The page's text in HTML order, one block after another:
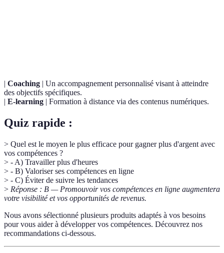
| Coaching | Un accompagnement personnalisé visant à atteindre
des objectifs spécifiques.
| E-learning | Formation à distance via des contenus numériques.
Quiz rapide :
> Quel est le moyen le plus efficace pour gagner plus d'argent avec
vos compétences ?
> - A) Travailler plus d'heures
> - B) Valoriser ses compétences en ligne
> - C) Éviter de suivre les tendances
> Réponse : B — Promouvoir vos compétences en ligne augmentera
votre visibilité et vos opportunités de revenus.
Nous avons sélectionné plusieurs produits adaptés à vos besoins
pour vous aider à développer vos compétences. Découvrez nos
recommandations ci-dessous.